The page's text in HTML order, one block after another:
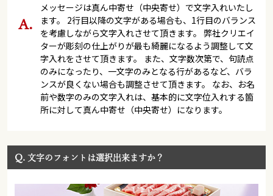
メッセージは真ん中寄せ（中央寄せ）で文字入れいたし
ます。 2行目以降の文字がある場合も、1行目のバランス
を考慮しながら文字入れさせて頂きます。 弊社クリエイ
ターが彫刻の仕上がりが最も綺麗になるよう調整して文
字入れをさせて頂きます。 また、文字数次第で、句読点
のみになったり、一文字のみとなる行があるなど、バラ
ンスが良くない場合も調整させて頂きます。 なお、お名
前や数字のみの文字入れは、基本的に文字位入れする箇
所に対して真ん中寄せ（中央寄せ）になります。
Q. 文字のフォントは選択出来ますか？